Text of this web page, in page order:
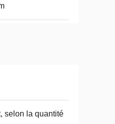
selon la quantité